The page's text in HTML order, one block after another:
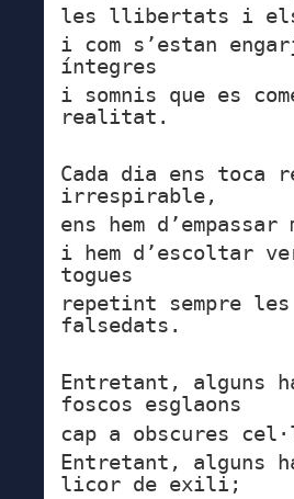
les llibertats i els
i com s’estan
íntegres
i somnis que es
realitat.
Cada dia ens toca
irrespirable,
ens hem
i hem d’escoltar
togues
repetint sempre
falsedats.
Entretant, alguns
foscos esglaons
cap a obscures
Entretant, alguns
licor de exili;